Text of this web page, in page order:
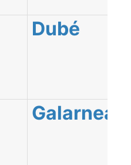
Dubé
Galarneau